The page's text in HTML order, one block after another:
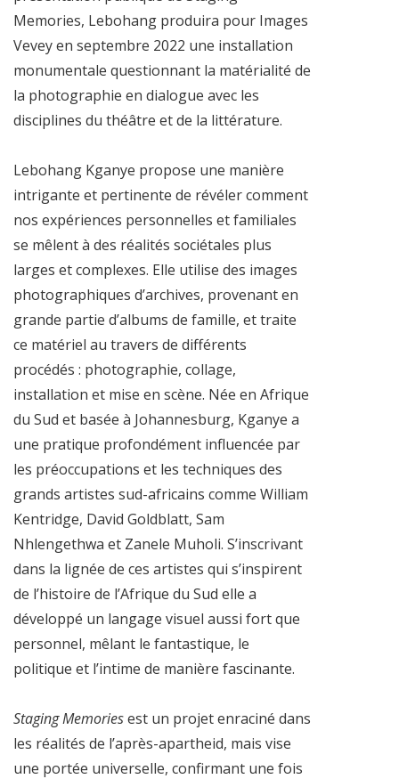
Memories, Lebohang produira pour Images
Vevey en septembre 2022 une installation
monumentale questionnant la matérialité de
la photographie en dialogue avec les
disciplines du théâtre et de la littérature.
Lebohang Kganye propose une manière
intrigante et pertinente de révéler comment
nos expériences personnelles et familiales
se mêlent à des réalités sociétales plus
larges et complexes. Elle utilise des images
photographiques d’archives, provenant en
grande partie d’albums de famille, et traite
ce matériel au travers de différents
procédés : photographie, collage,
installation et mise en scène. Née en Afrique
du Sud et basée à Johannesburg, Kganye a
une pratique profondément influencée par
les préoccupations et les techniques des
grands artistes sud-africains comme William
Kentridge, David Goldblatt, Sam
Nhlengethwa et Zanele Muholi. S’inscrivant
dans la lignée de ces artistes qui s’inspirent
de l’histoire de l’Afrique du Sud elle a
développé un langage visuel aussi fort que
personnel, mêlant le fantastique, le
politique et l’intime de manière fascinante.
Staging Memoriesest un projet enraciné dans
les réalités de l’après-apartheid, mais vise
une portée universelle, confirmant une fois